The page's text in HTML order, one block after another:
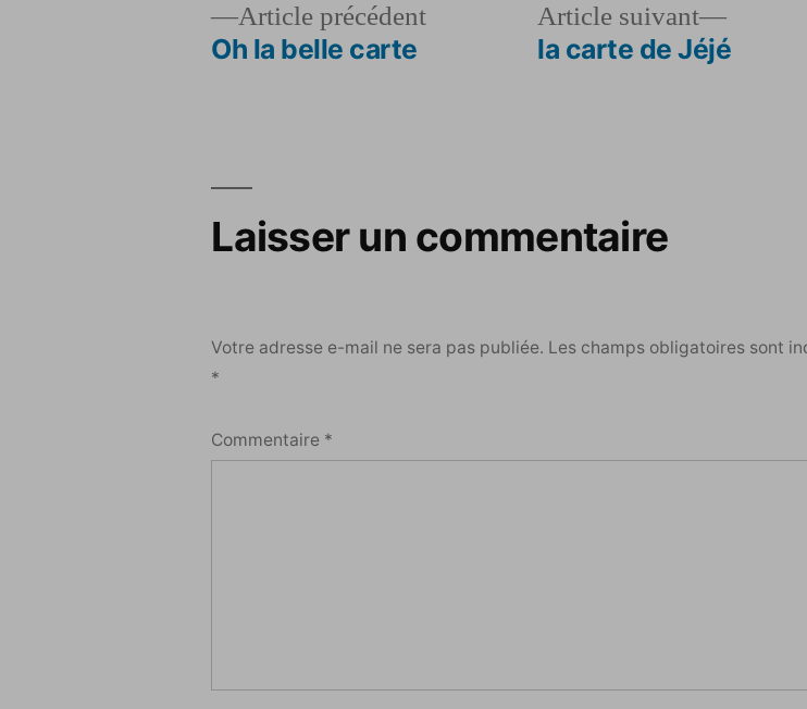
Navigation
Article précédentArticle
précédent :
Oh la belle carte
Article suivant
Article
suivant :
la carte de Jéjé
Laisser un commentaire
Votre adresse e-mail ne sera pas publiée. Les champs obligatoires sont
*
Commentaire *